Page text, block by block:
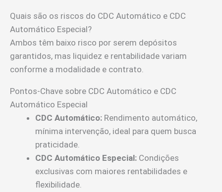
Quais são os riscos do CDC Automático e CDC
Automático Especial?
Ambos têm baixo risco por serem depósitos
garantidos, mas liquidez e rentabilidade variam
conforme a modalidade e contrato.
Pontos-Chave sobre CDC Automático e CDC
Automático Especial
CDC Automático: Rendimento automático,
mínima intervenção, ideal para quem busca
praticidade.
CDC Automático Especial: Condições
exclusivas com maiores rentabilidades e
flexibilidade.